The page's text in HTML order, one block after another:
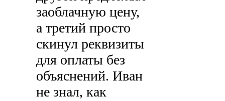
заоблачную цену,
а третий просто
скинул реквизиты
для оплаты без
объяснений. Иван
не знал, как